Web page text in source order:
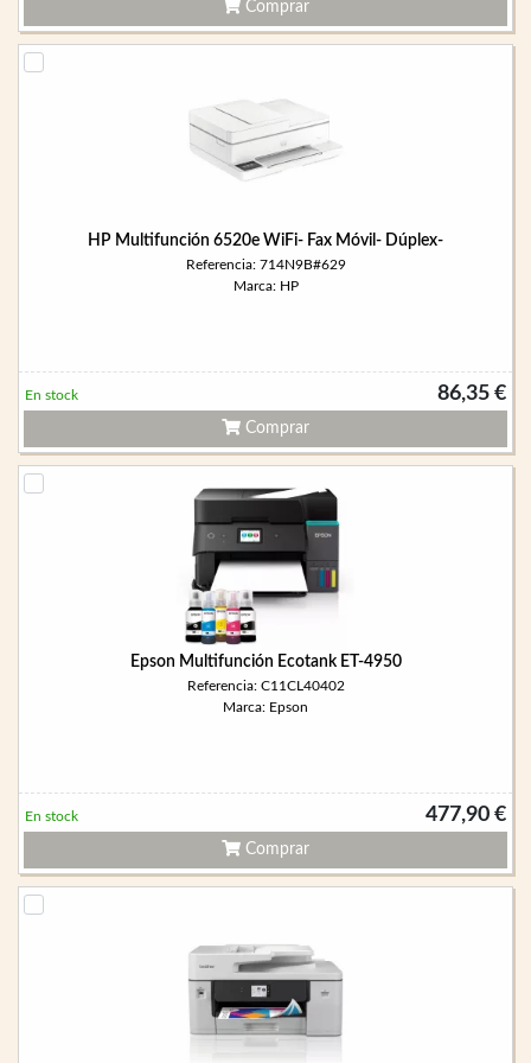
Comprar
HP Multifunción 6520e WiFi- Fax Móvil- Dúplex-
Referencia: 714N9B#629
Marca: HP
86,35 €
En stock
Comprar
Epson Multifunción Ecotank ET-4950
Referencia: C11CL40402
Marca: Epson
477,90 €
En stock
Comprar